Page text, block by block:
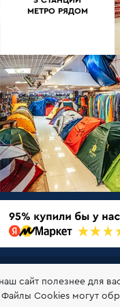
МЕТРО РЯДОМ
ГАРАНТИИ И
сайт полезнее для
Файлы Cookies могут